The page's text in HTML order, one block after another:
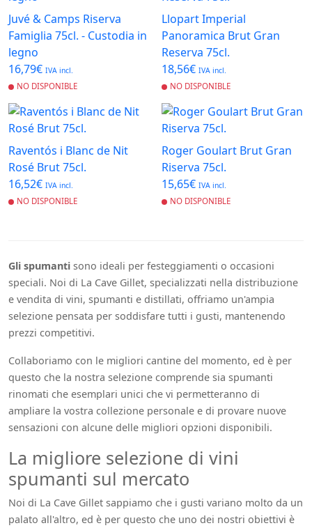
Juvé & Camps Riserva
Famiglia 75cl. - Custodia in
legno
16,79€ IVA incl.
NO DISPONIBLE
Llopart Imperial
Panoramica Brut Gran
Reserva 75cl.
18,56€ IVA incl.
NO DISPONIBLE
Raventós i Blanc de Nit
Rosé Brut 75cl.
16,52€ IVA incl.
NO DISPONIBLE
Roger Goulart Brut Gran
Riserva 75cl.
15,65€ IVA incl.
NO DISPONIBLE
Gli spumanti sono ideali per festeggiamenti o occasioni
speciali. Noi di La Cave Gillet, specializzati nella distribuzione
e vendita di vini, spumanti e distillati, offriamo un'ampia
selezione pensata per soddisfare tutti i gusti, mantenendo
prezzi competitivi.
Collaboriamo con le migliori cantine del momento, ed è per
questo che la nostra selezione comprende sia spumanti
rinomati che esemplari unici che vi permetteranno di
ampliare la vostra collezione personale e di provare nuove
sensazioni con alcune delle migliori opzioni disponibili.
La migliore selezione di vini
spumanti sul mercato
Noi di La Cave Gillet sappiamo che i gusti variano molto da un
palato all'altro, ed è per questo che uno dei nostri obiettivi è